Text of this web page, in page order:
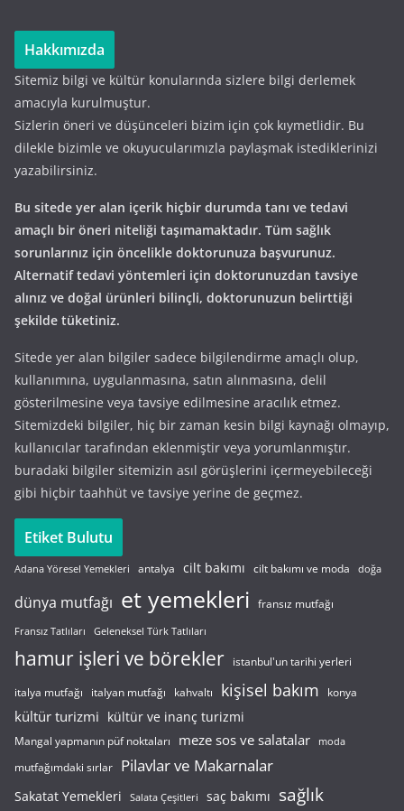
Hakkımızda
Sitemiz bilgi ve kültür konularında sizlere bilgi derlemek
amacıyla kurulmuştur.
Sizlerin öneri ve düşünceleri bizim için çok kıymetlidir. Bu
dilekle bizimle ve okuyucularımızla paylaşmak istediklerinizi
yazabilirsiniz.
Bu sitede yer alan içerik hiçbir durumda tanı ve tedavi
amaçlı bir öneri niteliği taşımamaktadır. Tüm sağlık
sorunlarınız için öncelikle doktorunuza başvurunuz.
Alternatif tedavi yöntemleri için doktorunuzdan tavsiye
alınız ve doğal ürünleri bilinçli, doktorunuzun belirttiği
şekilde tüketiniz.
Sitede yer alan bilgiler sadece bilgilendirme amaçlı olup,
kullanımına, uygulanmasına, satın alınmasına, delil
gösterilmesine veya tavsiye edilmesine aracılık etmez.
Sitemizdeki bilgiler, hiç bir zaman kesin bilgi kaynağı olmayıp,
kullanıcılar tarafından eklenmiştir veya yorumlanmıştır.
buradaki bilgiler sitemizin asıl görüşlerini içermeyebileceği
gibi hiçbir taahhüt ve tavsiye yerine de geçmez.
Etiket Bulutu
Adana Yöresel Yemekleri antalya cilt bakımı cilt bakımı ve moda doğa
dünya mutfağı et yemekleri fransız mutfağı
Fransız Tatlıları Geleneksel Türk Tatlıları
hamur işleri ve börekler istanbul'un tarihi yerleri
italya mutfağı italyan mutfağı kahvaltı kişisel bakım konya
kültür turizmi kültür ve inanç turizmi
Mangal yapmanın püf noktaları meze sos ve salatalar moda
mutfağımdaki sırlar Pilavlar ve Makarnalar
Sakatat Yemekleri Salata Çeşitleri saç bakımı sağlık